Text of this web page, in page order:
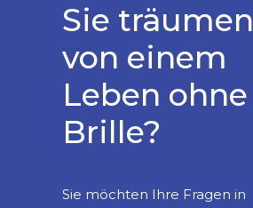
Sie träumen
von einem
Leben ohne
Brille?
Sie möchten Ihre Fragen in